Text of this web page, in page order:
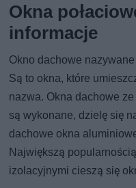
Okna
informacje
Okno dachowe
Są to okna, które
nazwa. Okna dachowe
są wykonane, dzielę się
dachowe okna
Największą
izolacyjnymi cieszą się